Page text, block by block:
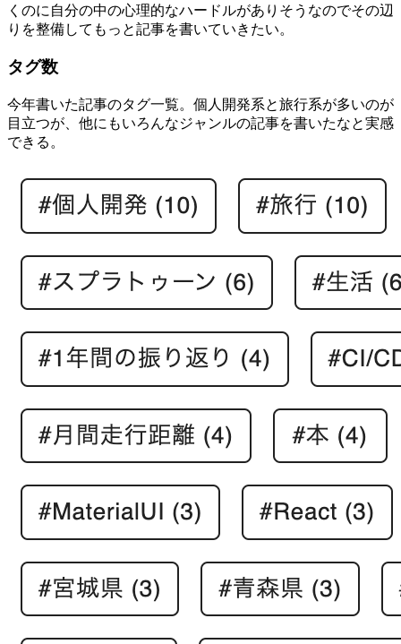
くのに自分の中の心理的なハードルがありそうなのでその辺
りを整備してもっと記事を書いていきたい。
タグ数
今年書いた記事のタグ一覧。個人開発系と旅行系が多いのが
目立つが、他にもいろんなジャンルの記事を書いたなと実感
できる。